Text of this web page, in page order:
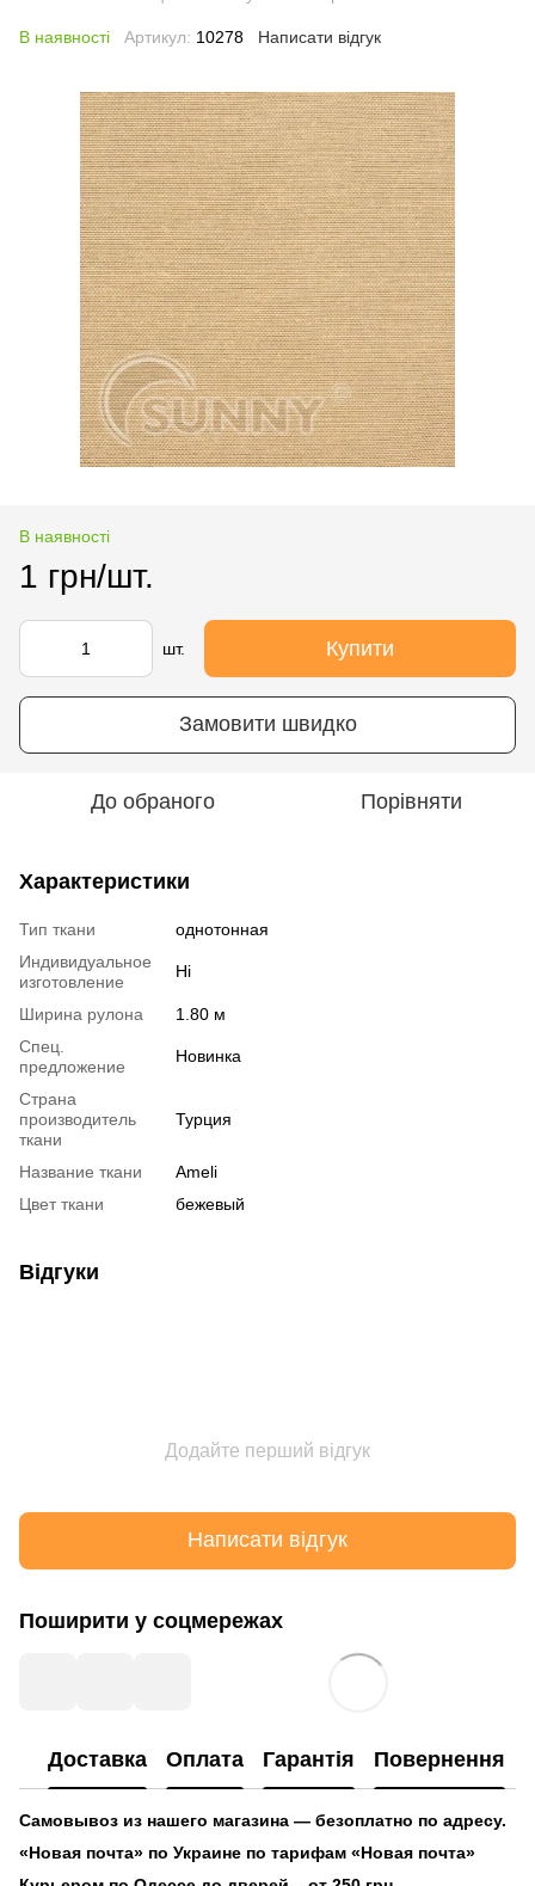
В наявності Артикул: 10278 Написати відгук
В наявності
1 грн/шт.
шт. Купити
Замовити швидко
До обраного Порівняти
Характеристики
Тип ткани
однотонная
Индивидуальное
изготовление
Ні
Ширина рулона
1.80 м
Спец.
предложение
Новинка
Страна
производитель
ткани
Турция
Название ткани
Ameli
Цвет ткани
бежевый
Відгуки
Додайте перший відгук
Написати відгук
Поширити у соцмережах
Доставка Оплата Гарантія Повернення
Самовывоз из нашего магазина — безоплатно по адресу.
«Новая почта» по Украине по тарифам «Новая почта»